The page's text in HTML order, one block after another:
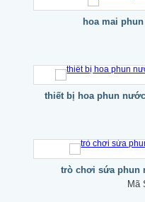
hoa mai
thiết bị hoa phun
trò chơi sứa phun
Mã